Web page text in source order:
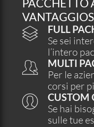
PACCHETTO
FULL
Se sei
l’intero
MULTI
Per le
corsi per
CUSTOM
Se hai
sulle tue